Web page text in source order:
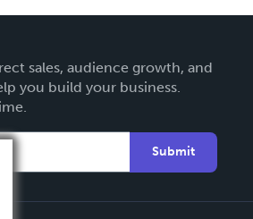
sales, audience growth, and
you build your business.
Submit